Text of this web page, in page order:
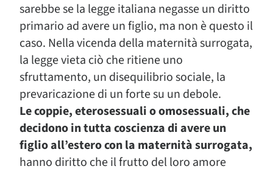
sarebbe se la legge italiana negasse un diritto
primario ad avere un figlio, ma non è questo il
caso. Nella vicenda della maternità surrogata,
la legge vieta ciò che ritiene uno
sfruttamento, un disequilibrio sociale, la
prevaricazione di un forte su un debole.
Le coppie, eterosessuali o omosessuali, che
decidono in tutta coscienza di avere un
figlio all’estero con la maternità surrogata,
hanno diritto che il frutto del loro amore